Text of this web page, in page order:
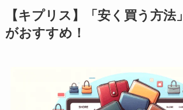
【キプリス】「安く買う方法
がおすすめ！